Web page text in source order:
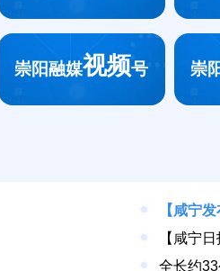
崇阳融媒视频号 崇